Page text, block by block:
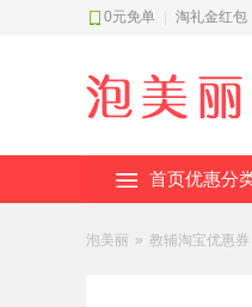
0元免单 淘礼金红包
首页优惠分
泡美丽 » 教辅淘宝优惠券